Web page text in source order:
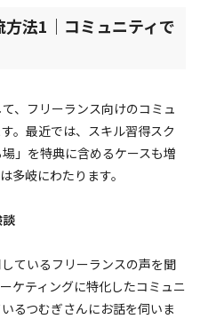
法1｜コミュニティで
、フリーランス向けのコミュ
。最近では、スキル習得スク
」を特典に含めるケースも増
多岐にわたります。
ているフリーランスの声を聞
ケティングに特化したコミュニ
るつむぎさんにお話を伺いま